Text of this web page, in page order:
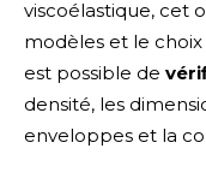
viscoélastique, cet
modèles et le
est possible de
densité, les
enveloppes et la